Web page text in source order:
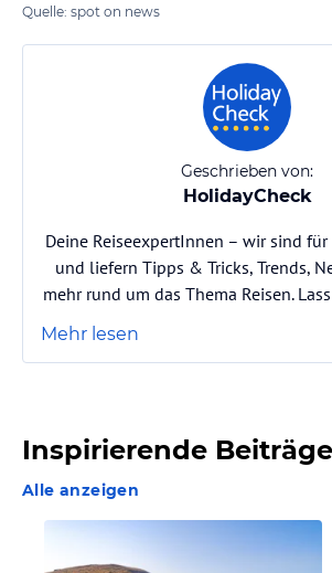
Quelle: spot on news
Geschrieben von:
HolidayCheck
Deine ReiseexpertInnen – wir sind
und liefern Tipps & Tricks, Trends,
mehr rund um das Thema Reisen.
Mehr lesen
Inspirierende Beiträge
Alle anzeigen